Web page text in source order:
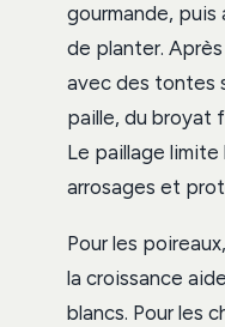
gourmande, puis
de planter.
avec des tontes
paille, du broyat
Le paillage limite
arrosages et
Pour les
la croissance
blancs. Pour les